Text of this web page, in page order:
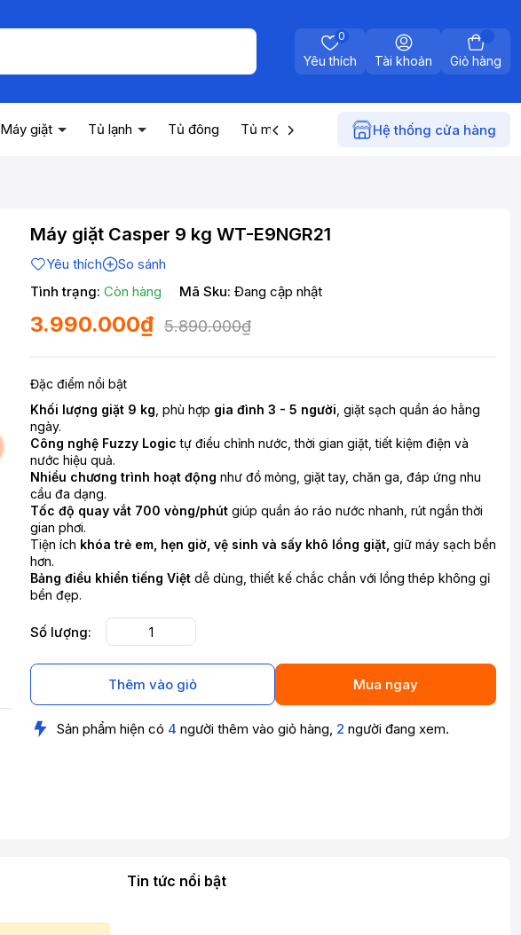
Yêu thích
0
Tài khoản Giỏ hàng
Máy giặt Tủ lạnh Tủ đông Tủ mát Máy nước nóng Điện gia
Hệ thống cửa hàng
Máy giặt Casper 9 kg WT-E9NGR21
Yêu thích
So sánh
Tình trạng: Còn hàng Mã Sku: Đang cập nhật
3.990.000₫ 5.890.000₫
Đặc điểm nổi bật
Khối lượng giặt 9 kg , phù hợp gia đình 3 - 5 người , giặt sạch quần áo hằng
ngày.
Công nghệ Fuzzy Logic tự điều chỉnh nước, thời gian giặt, tiết kiệm điện và
nước hiệu quả.
Nhiều chương trình hoạt động như đồ mỏng, giặt tay, chăn ga, đáp ứng nhu
cầu đa dạng.
Tốc độ quay vắt 700 vòng/phút giúp quần áo ráo nước nhanh, rút ngắn thời
gian phơi.
Tiện ích khóa trẻ em, hẹn giờ, vệ sinh và sấy khô lồng giặt, giữ máy sạch bền
hơn.
Bảng điều khiển tiếng Việt dễ dùng, thiết kế chắc chắn với lồng thép không gỉ
bền đẹp.
Số lượng:
Thêm vào giỏ Mua ngay
Sản phẩm hiện có 4 người thêm vào giỏ hàng, 2 người đang xem.
Tin tức nổi bật